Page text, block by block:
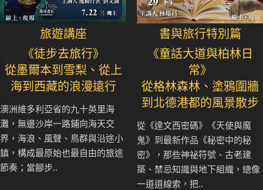
旅遊講座
《徒步去旅行》
從墨爾本到雪梨、從上
海到西藏的浪漫遠行
澳洲維多利亞省的九十英里海
灘，無邊沙岸一路鋪向海天交
界，海浪、風聲、鳥群與沿途小
鎮，構成最原始也最自由的旅途
節奏；當腳步..
書與旅行特別篇
《童話大道與柏林日
常》
從格林森林、塗鴉圍牆
到北德港都的風景散步
從《達文西密碼》《天使與魔
鬼》到最新作品《秘密中的秘
密》，那些神祕符號、古老建
築、禁忌知識與地下組織，總像
一道道線索，把..